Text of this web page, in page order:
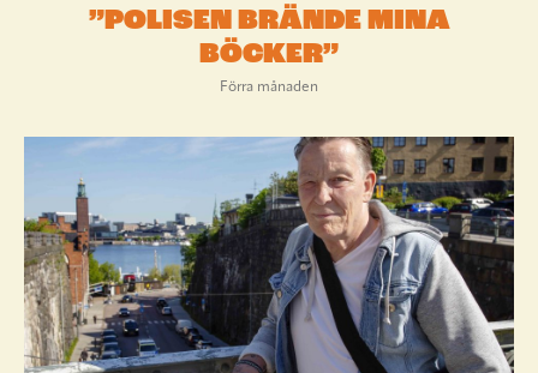
”POLISEN BRÄNDE MINA
BÖCKER”
Förra månaden